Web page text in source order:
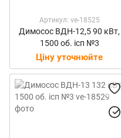
Артикул: ve-18525
Димосос ВДН-12,5 90 кВт,
1500 об. ісп №3
Ціну уточнюйте